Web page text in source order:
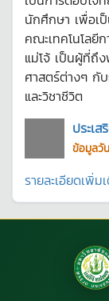
นักศึกษา เพื่อเ
คณะเทคโนโลยี
แม่โจ้ เป็นผู้ที่ถึ
ศาสตร์ต่างๆ กั
และวิชาชีวิต
ประเ
ข้อมูลวั
รายละเอียดเพิ่ม